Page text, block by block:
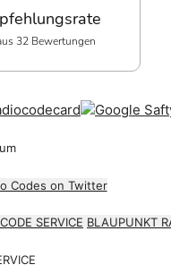
32 Bewertungen
Codes on Twitter
SERVICE BLAUPUNKT